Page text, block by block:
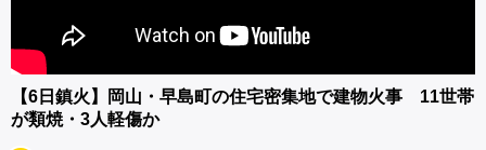
【6日鎮火】岡山・早島町の住宅密集地で建物火事 11世帯
が類焼・3人軽傷か